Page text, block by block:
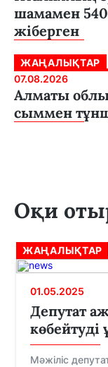
шамамен 540
жіберген
ЖАҢАЛЫҚТАР
07.08.2026
Алматы
сыммен
Оқи
ЖАҢАЛЫҚТАР
01.05.2025
Депутат
Мәжіліс